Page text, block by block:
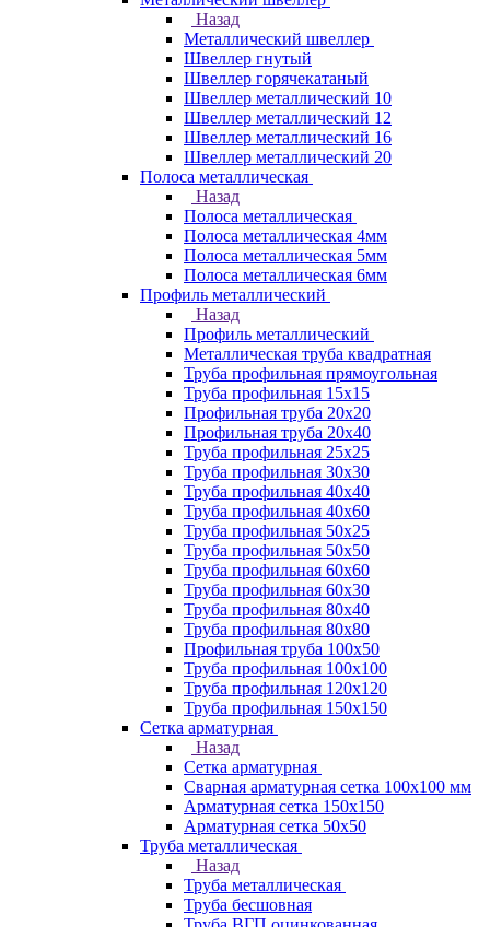
Назад
Металлический швеллер
Швеллер гнутый
Швеллер горячекатаный
Швеллер металлический 10
Швеллер металлический 12
Швеллер металлический 16
Швеллер металлический 20
Полоса металлическая
Назад
Полоса металлическая
Полоса металлическая 4мм
Полоса металлическая 5мм
Полоса металлическая 6мм
Профиль металлический
Назад
Профиль металлический
Металлическая труба квадратная
Труба профильная прямоугольная
Труба профильная 15х15
Профильная труба 20х20
Профильная труба 20х40
Труба профильная 25х25
Труба профильная 30x30
Труба профильная 40х40
Труба профильная 40х60
Труба профильная 50х25
Труба профильная 50х50
Труба профильная 60x60
Труба профильная 60х30
Труба профильная 80х40
Труба профильная 80х80
Профильная труба 100х50
Труба профильная 100х100
Труба профильная 120х120
Труба профильная 150х150
Сетка арматурная
Назад
Сетка арматурная
Сварная арматурная сетка 100х100 мм
Арматурная сетка 150х150
Арматурная сетка 50х50
Труба металлическая
Назад
Труба металлическая
Труба бесшовная